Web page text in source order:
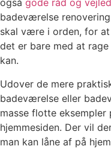
også gode råd og
badeværelse
skal være i orden, for at
det er bare med at
kan.
Udover de mere
badeværelse eller
masse flotte
hjemmesiden. Der vil
man kan låne af på